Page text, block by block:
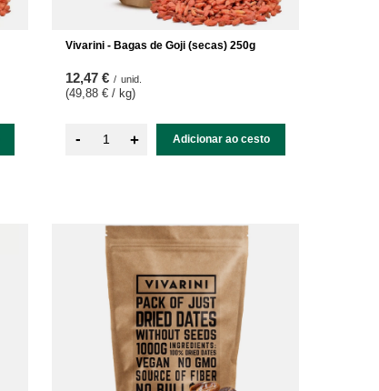
Vivarini - Bagas de Goji (secas) 250g
12,47 € / unid.
(49,88 € / kg)
- + Adicionar ao cesto